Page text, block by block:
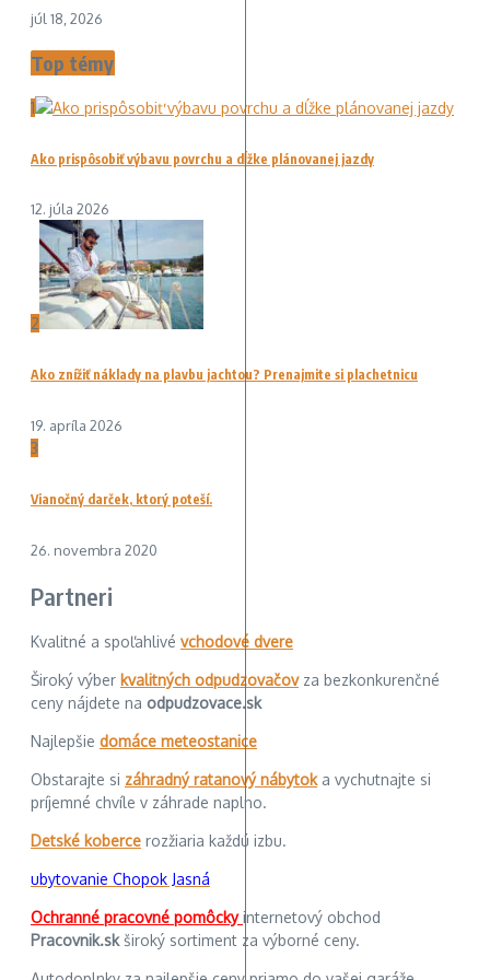
júl 18, 2026
Top témy
1
Ako prispôsobiť výbavu povrchu a dĺžke plánovanej jazdy
12. júla 2026
2
Ako znížiť náklady na plavbu jachtou? Prenajmite si plachetnicu
19. apríla 2026
3
Vianočný darček, ktorý poteší.
26. novembra 2020
Partneri
Kvalitné a spoľahlivé vchodové dvere
Široký výber kvalitných odpudzovačovza bezkonkurenčné
ceny nájdete na odpudzovace.sk
Najlepšie domáce meteostanice
Obstarajte si záhradný ratanový nábytoka vychutnajte si
príjemné chvíle v záhrade naplno.
Detské koberce rozžiaria každú izbu.
ubytovanie Chopok Jasná
Ochranné pracovné pomôckyinternetový obchod
Pracovnik.skširoký sortiment za výborné ceny.